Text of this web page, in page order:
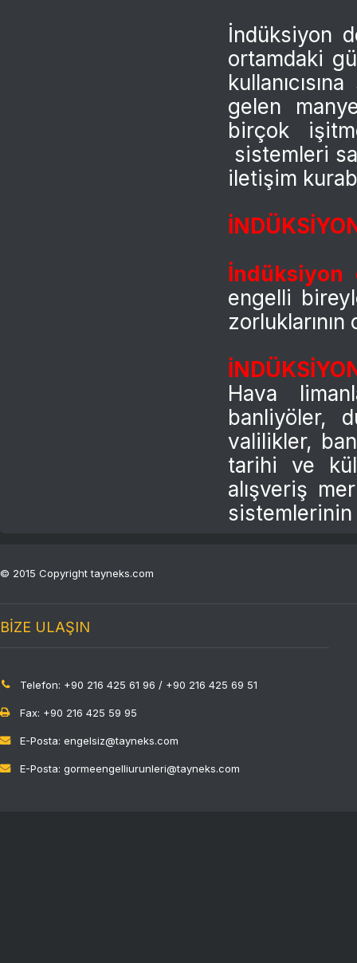
İndüksiyon
ortamdaki
gelen
birçok
sistemleri
iletişim
İndüksiyon
engelli
zorluklarının
Hava
banliyöler,
valilikler,
tarihi ve
alışveriş
sistemlerinin
© 2015 Copyright tayneks.com
BİZE ULAŞIN
Telefon: +90 216 425 61 96 / +90 216 425 69 51
Fax: +90 216 425 59 95
E-Posta: engelsiz@tayneks.com
E-Posta: gormeengelliurunleri@tayneks.com